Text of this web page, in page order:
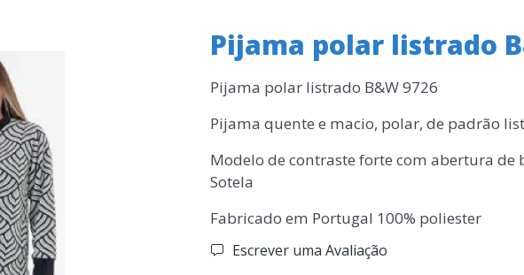
Pijama polar listrado
Pijama polar listrado B&W 9726
Pijama quente e macio, polar, de padrão
Modelo de contraste forte com abertura de
Sotela
Fabricado em Portugal 100% poliester
Escrever uma Avaliação